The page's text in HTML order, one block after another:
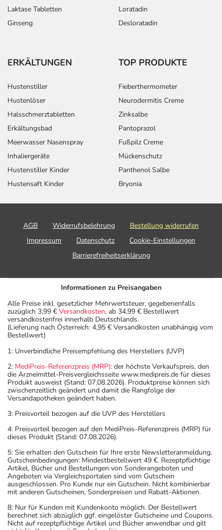
Laktase Tabletten
Ginseng
Loratadin
Desloratadin
ERKÄLTUNGEN
Hustenstiller
Hustenlöser
Halsschmerztabletten
Erkältungsbad
Meerwasser Nasenspray
Inhaliergeräte
Hustenstiller Kinder
Hustensaft Kinder
TOP PRODUKTE
Fieberthermometer
Neurodermitis Creme
Zinksalbe
Pantoprazol
Fußpilz Creme
Mückenschutz
Panthenol Salbe
Bryonia
AGB Widerrufsbelehrung
Bestellung widerrufen
Impressum
Datenschutz
Cookie-Einstellungen
Barrierefreiheitserklärung
Informationen zu Preisangaben
Alle Preise inkl. gesetzlicher Mehrwertsteuer, gegebenenfalls
zuzüglich 3,99 € Versandkosten, ab 34,99 € Bestellwert
versandkostenfrei innerhalb Deutschlands.
(Lieferung nach Österreich: 4,95 € Versandkosten unabhängig vom
Bestellwert)
1: Unverbindliche Preisempfehlung des Herstellers (UVP)
2: MediPreis-Referenzpreis (MRP): der höchste Verkaufspreis, den
die Arzneimittel-Preisvergleichsseite www.medipreis.de für dieses
Produkt ausweist (Stand: 07.08.2026). Produktpreise können sich
zwischenzeitlich geändert und damit die Rangfolge der
Versandapotheken geändert haben.
3: Preisvorteil bezogen auf die UVP des Herstellers
4: Preisvorteil bezogen auf den MediPreis-Referenzpreis (MRP) für
dieses Produkt (Stand: 07.08.2026).
5: Sie erhalten den Gutschein für Ihre erste Newsletteranmeldung.
Gutscheinbedingungen: Mindestbestellwert 49 €. Rezeptpflichtige
Artikel, Bücher und Bestellungen von Sonderangeboten und
Angeboten via Vergleichsportalen sind vom Gutschein
ausgeschlossen. Pro Kunde nur ein Gutschein. Nicht kombinierbar
mit anderen Gutscheinen, Sonderpreisen und Rabatt-Aktionen.
8: Nur für Kunden mit Kundenkonto möglich. Der Bestellwert
berechnet sich abzüglich ggf. eingelöster Gutscheine und Coupons.
Nicht auf rezeptpflichtige Artikel und Bücher anwendbar und gilt